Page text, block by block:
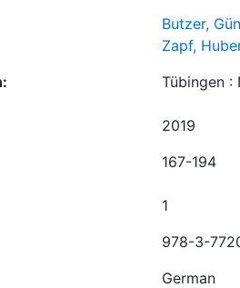
Butzer,
Zapf,
Tübingen :
2019
167-194
1
978-3-
German